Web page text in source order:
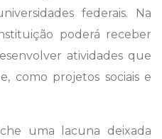
federais. Na
poderá receber
atividades que
como projetos sociais e
uma lacuna deixada